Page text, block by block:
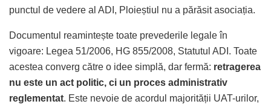
punctul de vedere al ADI, Ploieștiul nu a părăsit asociația.
Documentul reamintește toate prevederile legale în
vigoare: Legea 51/2006, HG 855/2008, Statutul ADI. Toate
acestea converg către o idee simplă, dar fermă: retragerea
nu este un act politic, ci un proces administrativ
reglementat. Este nevoie de acordul majorității UAT-urilor,